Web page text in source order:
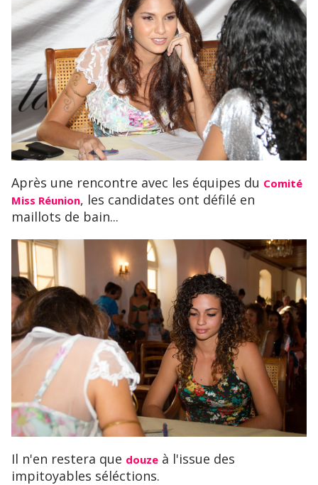
Après une rencontre avec les équipes du Comité
Miss Réunion, les candidates ont défilé en
maillots de bain...
Il n'en restera que douze à l'issue des
impitoyables séléctions.